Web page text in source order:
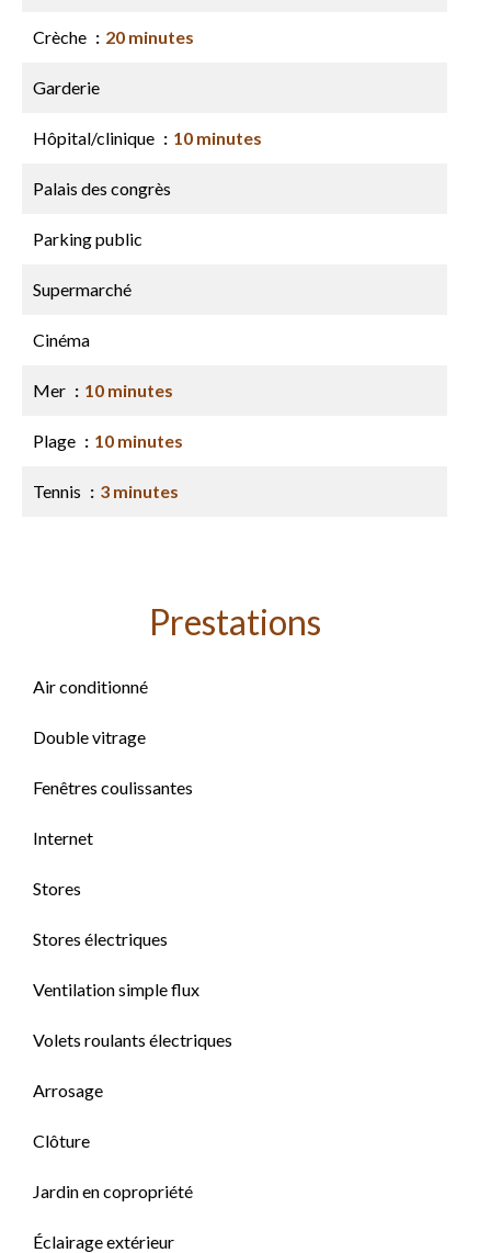
Crèche 20 minutes
Garderie
Hôpital/clinique 10 minutes
Palais des congrès
Parking public
Supermarché
Cinéma
Mer 10 minutes
Plage 10 minutes
Tennis 3 minutes
Prestations
Air conditionné
Double vitrage
Fenêtres coulissantes
Internet
Stores
Stores électriques
Ventilation simple flux
Volets roulants électriques
Arrosage
Clôture
Jardin en copropriété
Éclairage extérieur